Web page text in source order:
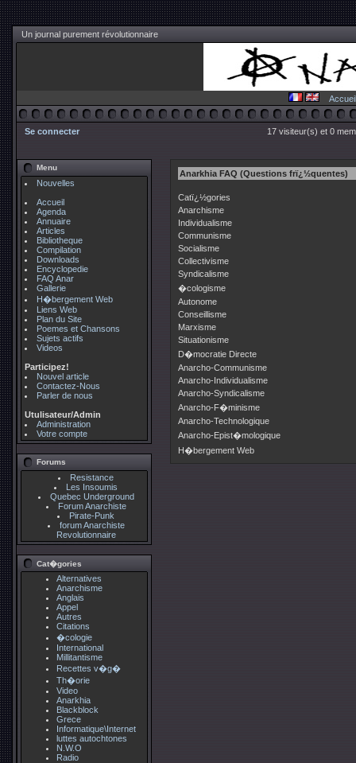
Un journal purement révolutionnaire
Accueil
Se connecter 17 visiteur(s) et 0
Menu
Nouvelles
Accueil
Agenda
Annuaire
Articles
Bibliotheque
Compilation
Downloads
Encyclopedie
FAQ Anar
Gallerie
H�bergement Web
Liens Web
Plan du Site
Poemes et Chansons
Sujets actifs
Videos
Participez!
Nouvel article
Contactez-Nous
Parler de nous
Utulisateur/Admin
Administration
Votre compte
Forums
Resistance
Les Insoumis
Quebec Underground
Forum Anarchiste
Pirate-Punk
forum Anarchiste
Revolutionnaire
Cat�gories
Alternatives
Anarchisme
Anglais
Appel
Autres
Citations
�cologie
International
Millitantisme
Recettes v�g�
Th�orie
Video
Anarkhia
Blackblock
Grece
Informatique\Internet
luttes autochtones
N.W.O
Radio
Anarkhia FAQ (Questions frï¿½quentes)
Catï¿½gories
Anarchisme
Individualisme
Communisme
Socialisme
Collectivisme
Syndicalisme
�cologisme
Autonome
Conseillisme
Marxisme
Situationisme
D�mocratie Directe
Anarcho-Communisme
Anarcho-Individualisme
Anarcho-Syndicalisme
Anarcho-F�minisme
Anarcho-Technologique
Anarcho-Epist�mologique
H�bergement Web